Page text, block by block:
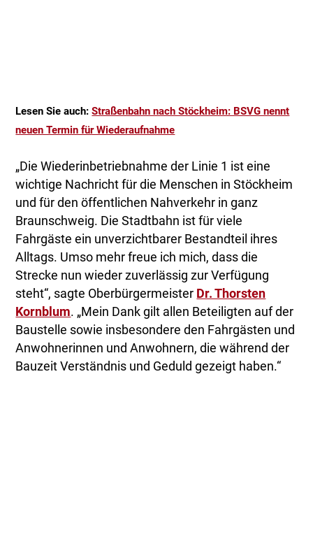
Lesen Sie auch:Straßenbahn nach Stöckheim: BSVG nennt
neuen Termin für Wiederaufnahme
„Die Wiederinbetriebnahme der Linie 1 ist eine
wichtige Nachricht für die Menschen in Stöckheim
und für den öffentlichen Nahverkehr in ganz
Braunschweig. Die Stadtbahn ist für viele
Fahrgäste ein unverzichtbarer Bestandteil ihres
Alltags. Umso mehr freue ich mich, dass die
Strecke nun wieder zuverlässig zur Verfügung
steht“, sagte Oberbürgermeister Dr. Thorsten
Kornblum. „Mein Dank gilt allen Beteiligten auf der
Baustelle sowie insbesondere den Fahrgästen und
Anwohnerinnen und Anwohnern, die während der
Bauzeit Verständnis und Geduld gezeigt haben.“